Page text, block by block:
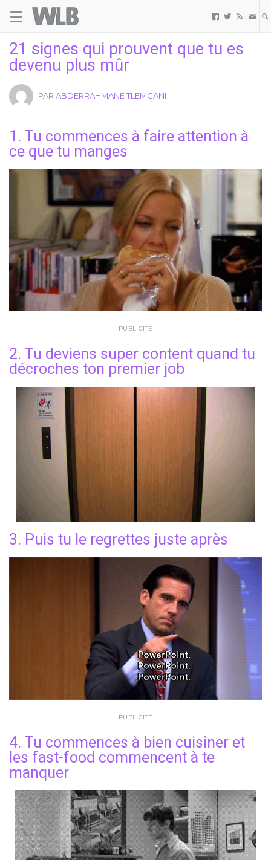
☰   
21 signes qui prouvent que tu es
devenu plus mûr
PAR ABDERRAHMANE TLEMCANI
1. Tu commences à faire attention à
ce que tu manges
PUBLICITÉ
2. Tu deviens super content quand tu
décroches ton premier job
3. Puis tu le regrettes juste après
PUBLICITÉ
4. Tu commences à bien cuisiner et
les fast-food commencent à te
manquer